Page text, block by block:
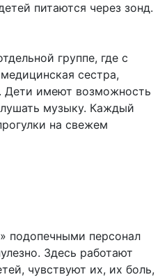
питаются через зонд.
группе, где с
сестра,
Дети имеют возможность
музыку. Каждый
на свежем
подопечными персонал
Здесь работают
чувствуют их, их боль,